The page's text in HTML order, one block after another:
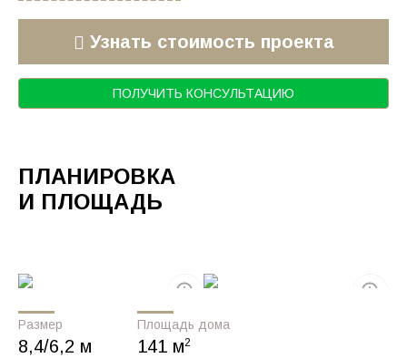
Узнать стоимость проекта
ПОЛУЧИТЬ КОНСУЛЬТАЦИЮ
ПЛАНИРОВКА
И ПЛОЩАДЬ
Размер
8,4/6,2 м
Площадь дома
141 м2